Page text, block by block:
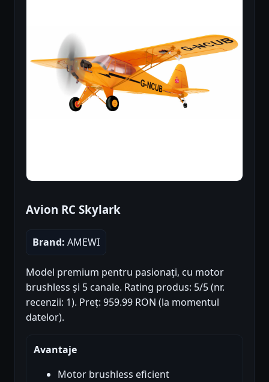
Avion RC Skylark
Brand: AMEWI
Model premium pentru pasionați, cu motor
brushless și 5 canale. Rating produs: 5/5 (nr.
recenzii: 1). Preț: 959.99 RON (la momentul
datelor).
Avantaje
Motor brushless eficient